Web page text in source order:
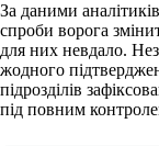
За даними
спроби ворога
для них невдало.
жодного
підрозділів
під повним